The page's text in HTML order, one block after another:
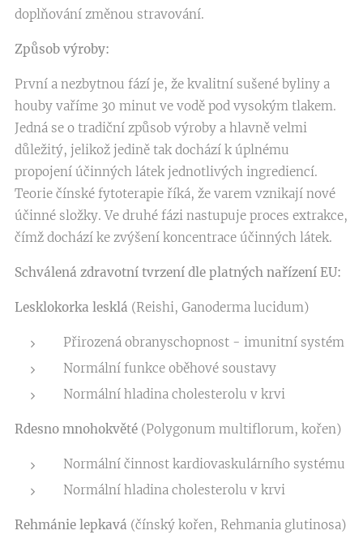
doplňování změnou stravování.
Způsob výroby:
První a nezbytnou fází je, že kvalitní sušené byliny a
houby vaříme 30 minut ve vodě pod vysokým tlakem.
Jedná se o tradiční způsob výroby a hlavně velmi
důležitý, jelikož jedině tak dochází k úplnému
propojení účinných látek jednotlivých ingrediencí.
Teorie čínské fytoterapie říká, že varem vznikají nové
účinné složky. Ve druhé fázi nastupuje proces extrakce,
čímž dochází ke zvýšení koncentrace účinných látek.
Schválená zdravotní tvrzení dle platných nařízení EU:
Lesklokorka lesklá (Reishi, Ganoderma lucidum)
Přirozená obranyschopnost - imunitní systém
Normální funkce oběhové soustavy
Normální hladina cholesterolu v krvi
Rdesno mnohokvěté (Polygonum multiflorum, kořen)
Normální činnost kardiovaskulárního systému
Normální hladina cholesterolu v krvi
Rehmánie lepkavá (čínský kořen, Rehmania glutinosa)